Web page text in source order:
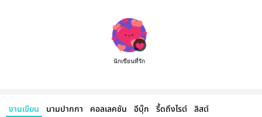
นักเขียนที่รัก
งานเขียน นามปากกา คอลเลคชัน อีบุ๊ก รี้ดถึงไรต์ ลิสต์